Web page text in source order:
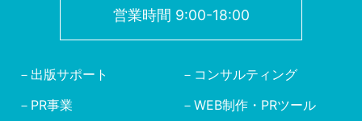
営業時間 9:00-18:00
出版サポート
コンサルティング
PR事業
WEB制作・PRツール